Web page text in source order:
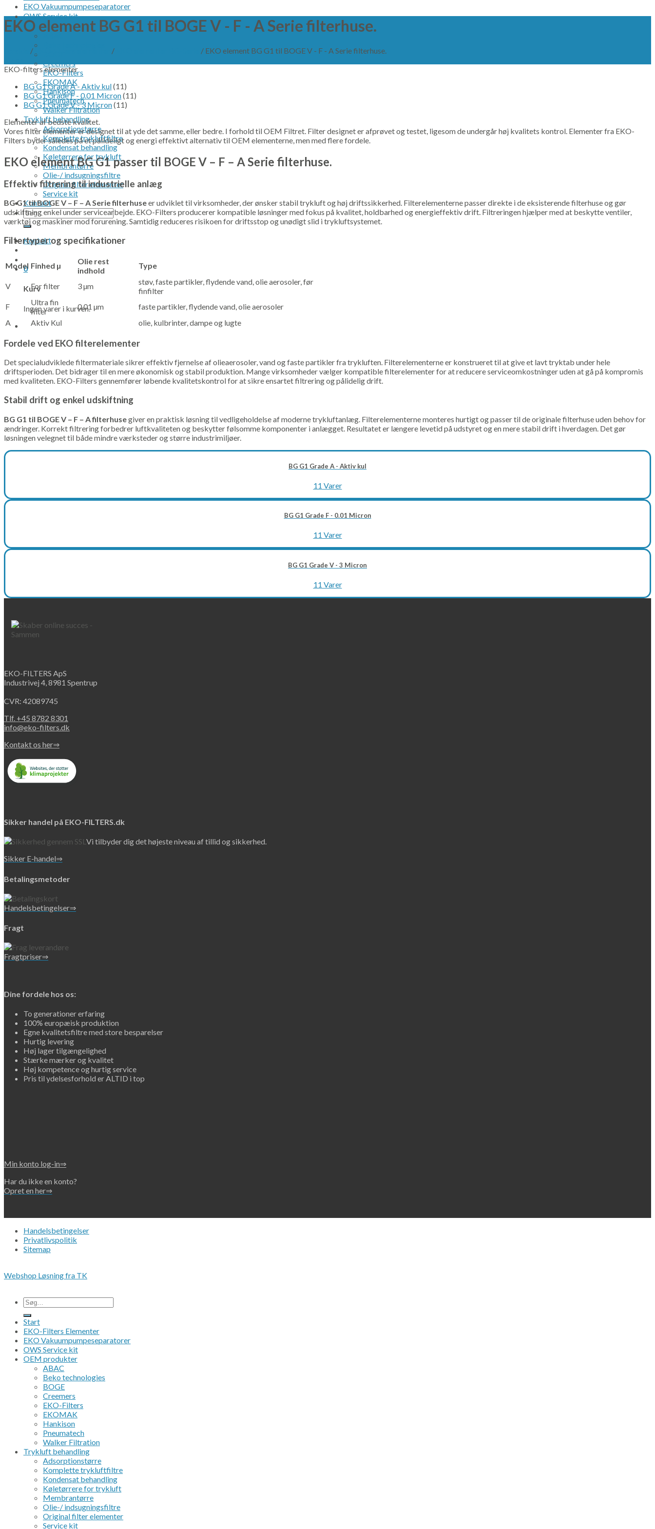
EKO Vakuumpumpeseparatorer
OWS Service kit
OEM produkter
Creemers
EKO-Filters
EKOMAK
Hankison
Pneumatech
Walker Filtration
Trykluft behandling
Adsorptionstørre
Komplette trykluftfiltre
Kondensat behandling
Køletørrere for trykluft
Membrantørre
Olie-/ indsugningsfiltre
Original filter elementer
Service kit
Kontakt
Søg
efter:
Kontakt
0
Kurv
Ingen varer i kurven.
EKO element BG G1 til BOGE V - F - A Serie filterhuse.
/ EKO-Filters elementer / / EKO element BG G1 til BOGE V - F - A Serie filterhuse.
EKO-filters elementer
BG G1 Grade A - Aktiv kul(11)
BG G1 Grade F - 0.01 Micron(11)
BG G1 Grade V - 3 Micron(11)
Elementer af bedste kvalitet.
Vores filter elementer er designet til at yde det samme, eller bedre. I forhold til OEM Filtret. Filter designet er afprøvet og testet, ligesom de undergår høj kvalitets kontrol. Elementer fra EKO-
Filters byder således på et pålideligt og energi effektivt alternativ til OEM elementerne, men med flere fordele.
EKO element BG G1 passer til BOGE V – F – A Serie filterhuse.
Effektiv filtrering til industrielle anlæg
BG G1 til BOGE V – F – A Serie filterhuseer udviklet til virksomheder, der ønsker stabil trykluft og høj driftssikkerhed. Filterelementerne passer direkte i de eksisterende filterhuse og gør
udskiftning enkel under servicearbejde. EKO-Filters producerer kompatible løsninger med fokus på kvalitet, holdbarhed og energieffektiv drift. Filtreringen hjælper med at beskytte ventiler,
værktøj og maskiner mod forurening. Samtidig reduceres risikoen for driftsstop og unødigt slid i trykluftsystemet.
Filtertyper og specifikationer
Model Finhed µ
Olie rest
indhold
Type
V For filter 3 µm
støv, faste partikler, flydende vand, olie aerosoler, før
finfilter
F
Ultra fin
filter
0,01 µm
faste partikler, flydende vand, olie aerosoler
A
Aktiv Kul olie, kulbrinter, dampe og lugte
Fordele ved EKO filterelementer
Det specialudviklede filtermateriale sikrer effektiv fjernelse af olieaerosoler, vand og faste partikler fra trykluften. Filterelementerne er konstrueret til at give et lavt tryktab under hele
driftsperioden. Det bidrager til en mere økonomisk og stabil produktion. Mange virksomheder vælger kompatible filterelementer for at reducere serviceomkostninger uden at gå på kompromis
med kvaliteten. EKO-Filters gennemfører løbende kvalitetskontrol for at sikre ensartet filtrering og pålidelig drift.
Stabil drift og enkel udskiftning
BG G1 til BOGE V – F – A filterhusegiver en praktisk løsning til vedligeholdelse af moderne trykluftanlæg. Filterelementerne monteres hurtigt og passer til de originale filterhuse uden behov for
ændringer. Korrekt filtrering forbedrer luftkvaliteten og beskytter følsomme komponenter i anlægget. Resultatet er længere levetid på udstyret og en mere stabil drift i hverdagen. Det gør
løsningen velegnet til både mindre værksteder og større industrimiljøer.
BG G1 Grade A - Aktiv kul
11 Varer
BG G1 Grade F - 0.01 Micron
11 Varer
BG G1 Grade V - 3 Micron
11 Varer
EKO-FILTERS ApS
Industrivej 4, 8981 Spentrup
CVR: 42089745
Tlf. +45 8782 8301
info@eko-filters.dk
Kontakt os her⇒
Sikker handel på EKO-FILTERS.dk
Vi tilbyder dig det højeste niveau af tillid og sikkerhed.
Sikker E-handel⇒
Betalingsmetoder
Handelsbetingelser⇒
Fragt
Fragtpriser⇒
Dine fordele hos os:
To generationer erfaring
100% europæisk produktion
Egne kvalitetsfiltre med store besparelser
Hurtig levering
Høj lager tilgængelighed
Stærke mærker og kvalitet
Høj kompetence og hurtig service
Pris til ydelsesforhold er ALTID i top
Min konto log-in⇒
Har du ikke en konto?
Opret en her⇒
Handelsbetingelser
Privatlivspolitik
Sitemap
Webshop Løsning fra TK
Søg
efter:
Start
EKO-Filters Elementer
EKO Vakuumpumpeseparatorer
OWS Service kit
OEM produkter
ABAC
Beko technologies
BOGE
Creemers
EKO-Filters
EKOMAK
Hankison
Pneumatech
Walker Filtration
Trykluft behandling
Adsorptionstørre
Komplette trykluftfiltre
Kondensat behandling
Køletørrere for trykluft
Membrantørre
Olie-/ indsugningsfiltre
Original filter elementer
Service kit